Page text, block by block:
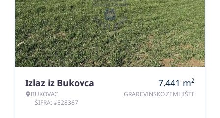
Izlaz iz Bukovca
BUKOVAC
ŠIFRA: #528367
7.441 m2
GRAĐEVINSKO ZEMLJIŠTE